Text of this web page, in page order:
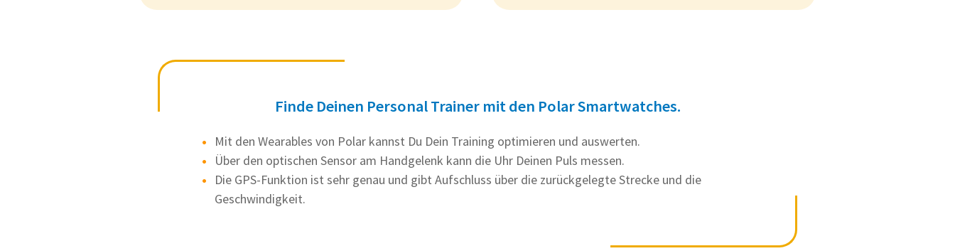
Finde Deinen Personal Trainer mit den Polar Smartwatches.
Mit den Wearables von Polar kannst Du Dein Training optimieren und auswerten.
Über den optischen Sensor am Handgelenk kann die Uhr Deinen Puls messen.
Die GPS-Funktion ist sehr genau und gibt Aufschluss über die zurückgelegte Strecke und die
Geschwindigkeit.